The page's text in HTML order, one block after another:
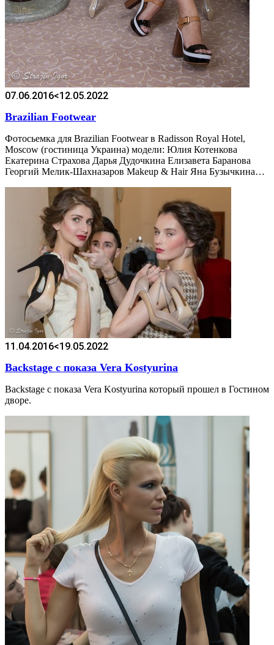
07.06.2016<12.05.2022
Brazilian Footwear
Фотосьемка для Brazilian Footwear в Radisson Royal Hotel,
Moscow (гостиница Украина) модели: Юлия Котенкова
Екатерина Страхова Дарья Дудочкина Елизавета Баранова
Георгий Мелик-Шахназаров Makeup & Hair Яна Бузычкина…
11.04.2016<19.05.2022
Backstage с показа Vera Kostyurina
Backstage с показа Vera Kostyurina который прошел в Гостином
дворе.